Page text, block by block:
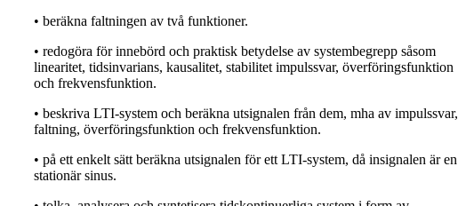
• beräkna faltningen av två funktioner.
• redogöra för innebörd och praktisk betydelse av systembegrepp såsom
linearitet, tidsinvarians, kausalitet, stabilitet impulssvar, överföringsfunktion
och frekvensfunktion.
• beskriva LTI-system och beräkna utsignalen från dem, mha av impulssvar,
faltning, överföringsfunktion och frekvensfunktion.
• på ett enkelt sätt beräkna utsignalen för ett LTI-system, då insignalen är en
stationär sinus.